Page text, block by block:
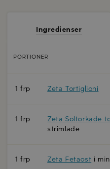
Ingredienser
PORTIONER
1 frp Zeta Tortiglioni
1 frp
Zeta Soltorkade
strimlade
1 frp Zeta Fetaost i